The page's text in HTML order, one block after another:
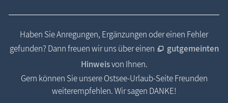
Haben Sie Anregungen, Ergänzungen oder einen Fehler
gefunden? Dann freuen wir uns über einen
gutgemeinten
Hinweisvon Ihnen.
Gern können Sie unsere Ostsee-Urlaub-Seite Freunden
weiterempfehlen. Wir sagen DANKE!